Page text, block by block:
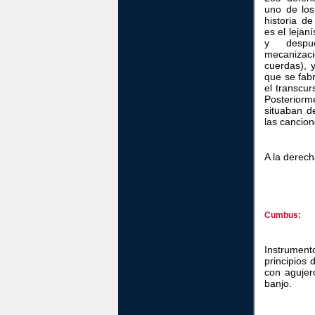
uno de
historia
es el
y
cuerdas),
que se
el
situaban
las
A la
Cumbus:
principios
con
banjo.